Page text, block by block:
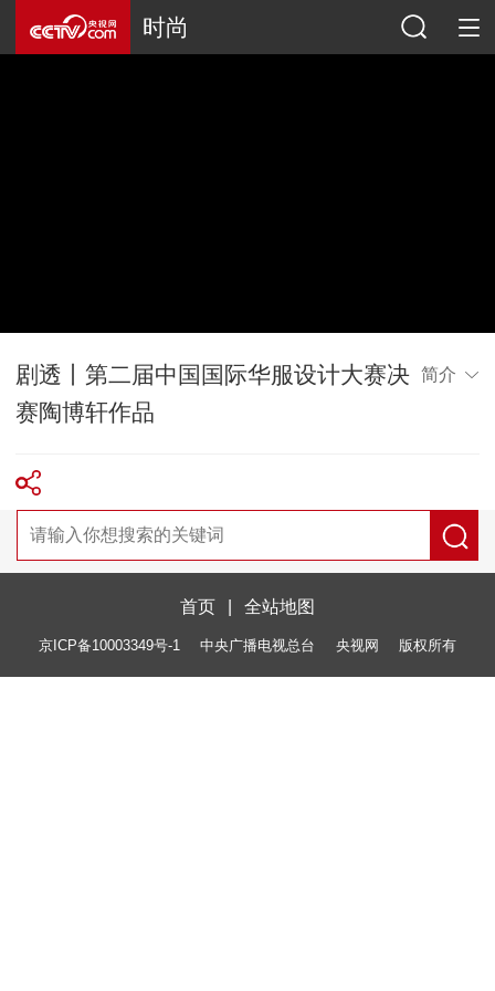
时尚
剧透丨第二届中国国际华服设计大赛决
赛陶博轩作品
简介
首页 全站地图
京ICP备10003349号-1 中央广播电视总台 央视网 版权所有